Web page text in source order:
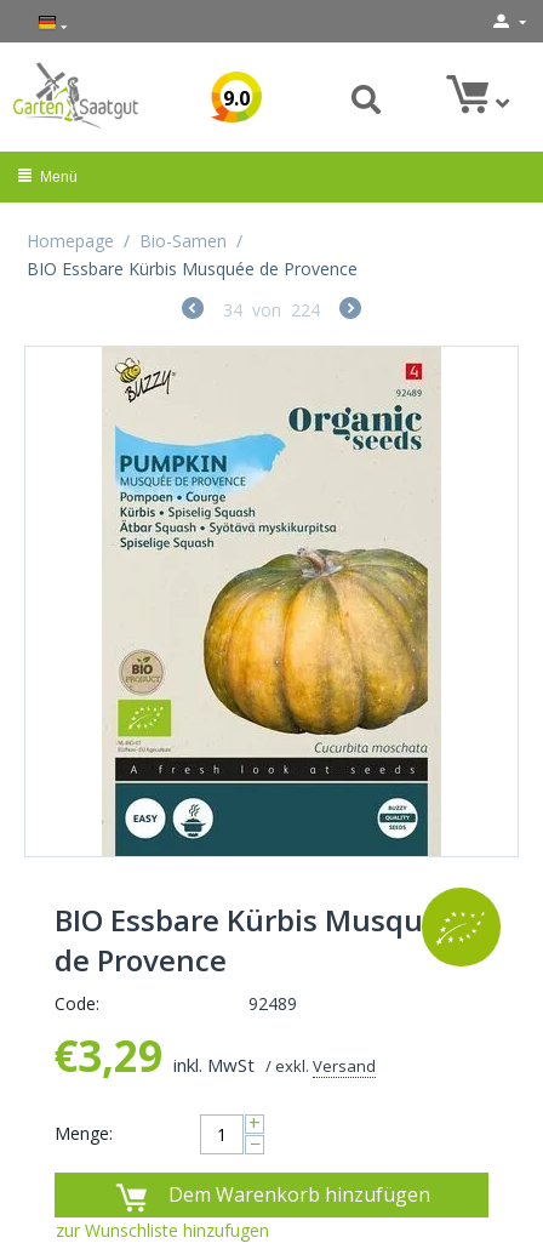
9.0
Menü
Homepage / Bio-Samen /
BIO Essbare Kürbis Musquée de Provence
34 von 224
BIO Essbare Kürbis Musquée
de Provence
Code: 92489
€3,29 inkl. MwSt / exkl. Versand
Menge: +
−
Dem Warenkorb hinzufügen
zur Wunschliste hinzufugen